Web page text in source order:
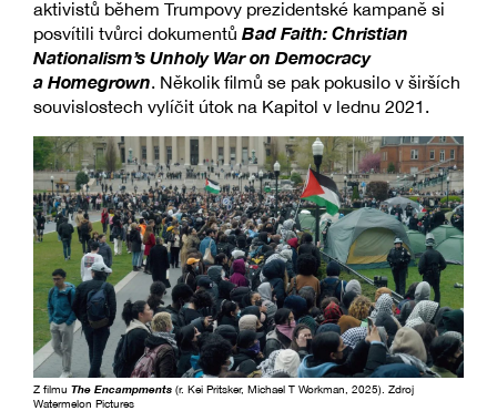
aktivistů během Trumpovy prezidentské kampaně si
posvítili tvůrci dokumentů Bad Faith: Christian
Nationalism’s Unholy War on Democracy
a Homegrown. Několik filmů se pak pokusilo v širších
souvislostech vylíčit útok na Kapitol v lednu 2021.
Z filmu The Encampments (r. Kei Pritsker, Michael T Workman, 2025). Zdroj
Watermelon Pictures